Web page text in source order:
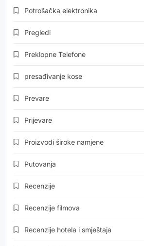
Potrošačka elektronika
Pregledi
Preklopne Telefone
presađivanje kose
Prevare
Prijevare
Proizvodi široke namjene
Putovanja
Recenzije
Recenzije filmova
Recenzije hotela i smještaja